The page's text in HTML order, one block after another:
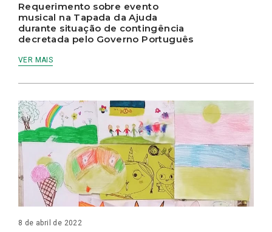
Requerimento sobre evento
musical na Tapada da Ajuda
durante situação de contingência
decretada pelo Governo Português
VER MAIS
8 de abril de 2022